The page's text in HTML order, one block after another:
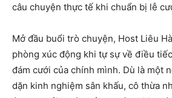
câu chuyện thực tế khi chuẩn bị lễ
Mở đầu buổi trò chuyện, Host Liêu
phòng xúc động khi tự sự về điều
đám cưới của chính mình. Dù là một
dặn kinh nghiệm sân khấu, cô thừa